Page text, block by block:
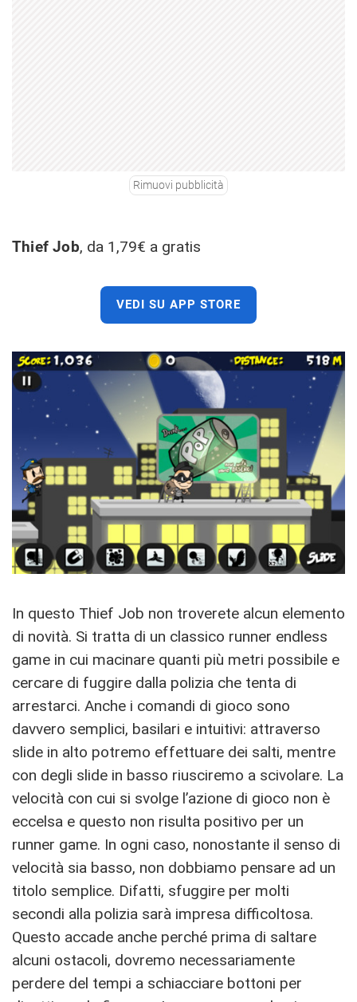
Rimuovi pubblicità
Thief Job, da 1,79€ a gratis
VEDI SU APP STORE
In questo Thief Job non troverete alcun elemento
di novità. Si tratta di un classico runner endless
game in cui macinare quanti più metri possibile e
cercare di fuggire dalla polizia che tenta di
arrestarci. Anche i comandi di gioco sono
davvero semplici, basilari e intuitivi: attraverso
slide in alto potremo effettuare dei salti, mentre
con degli slide in basso riusciremo a scivolare. La
velocità con cui si svolge l’azione di gioco non è
eccelsa e questo non risulta positivo per un
runner game. In ogni caso, nonostante il senso di
velocità sia basso, non dobbiamo pensare ad un
titolo semplice. Difatti, sfuggire per molti
secondi alla polizia sarà impresa difficoltosa.
Questo accade anche perché prima di saltare
alcuni ostacoli, dovremo necessariamente
perdere del tempi a schiacciare bottoni per